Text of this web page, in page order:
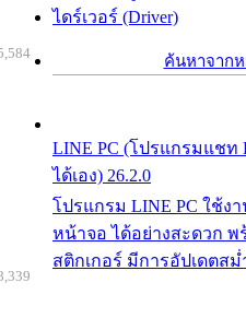
ไดร์เวอร์ (Driver)
ค้นหาจาก
LINE PC (โปรแกรมแชท
ได้เอง) 26.2.0
โปรแกรม LINE PC ใช้ง
หน้าจอ ได้อย่างสะดวก พ
สติกเกอร์ มีการอัปเดตสม่